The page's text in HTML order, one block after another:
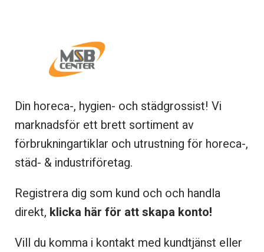
Din horeca-, hygien- och städgrossist! Vi
marknadsför ett brett sortiment av
förbrukningartiklar och utrustning för horeca-,
städ- & industriföretag.
Registrera dig som kund och och handla
direkt, klicka här för att skapa konto!
Vill du komma i kontakt med kundtjänst eller